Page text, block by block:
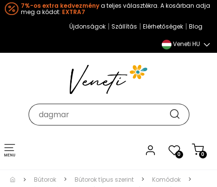
7%-os extra kedvezménya teljes választékra. A kosárban adja
meg a kódot: EXTRA7
Újdonságok | Szállítás | Elérhetőségek | Blog
Veneti HU
0 0
Toggle
navigation
Bútorok Bútorok típus szerint
Komódok